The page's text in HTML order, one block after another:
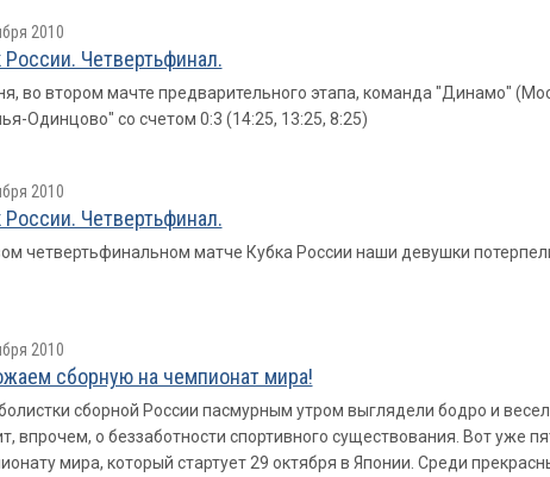
2010
России. Четвертьфинал.
во втором мачте предварительного этапа, команда "Динамо"
Одинцово" со счетом 0:3 (14:25, 13:25, 8:25)
2010
России. Четвертьфинал.
четвертьфинальном матче Кубка России наши девушки
2010
сборную на чемпионат мира!
сборной России пасмурным утром выглядели бодро и
впрочем, о беззаботности спортивного существования. Вот уже
мира, который стартует 29 октября в Японии. Среди